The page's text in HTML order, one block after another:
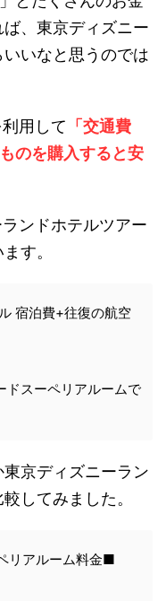
、東京ディズニー
いなと思うのでは
用して 「交通費
のを購入すると安
ンドホテルツアー
す。
宿泊費+往復の航空
ドスーペリアルームで
京ディズニーラン
してみました。
リアルーム料金■